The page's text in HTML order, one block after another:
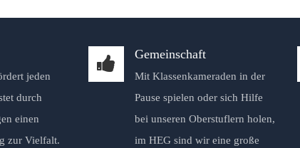
jeden
durch
einen
zur Vielfalt.
Gemeinschaft
Mit Klassenkameraden in der
Pause spielen oder sich Hilfe
bei unseren Oberstuflern holen,
im HEG sind wir eine große